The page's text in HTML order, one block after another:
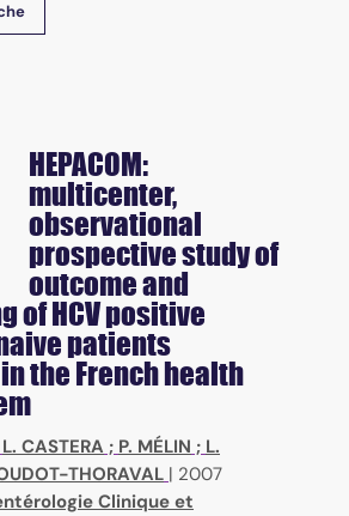
HEPACOM:
multicenter,
observational
prospective study of
outcome and
of HCV positive
patients
the French health
L. CASTERA ; P. MÉLIN ; L.
THORAVAL | 2007
Clinique et